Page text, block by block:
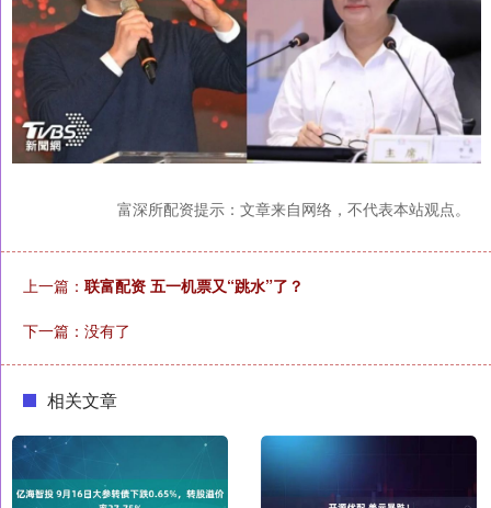
富深所配资提示：文章来自网络，不代表本站观点。
上一篇： 联富配资 五一机票又“跳水”了？
下一篇：没有了
相关文章